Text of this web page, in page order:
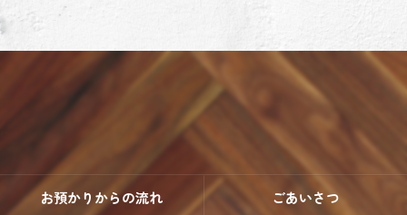
お預かりからの流れ ごあいさつ